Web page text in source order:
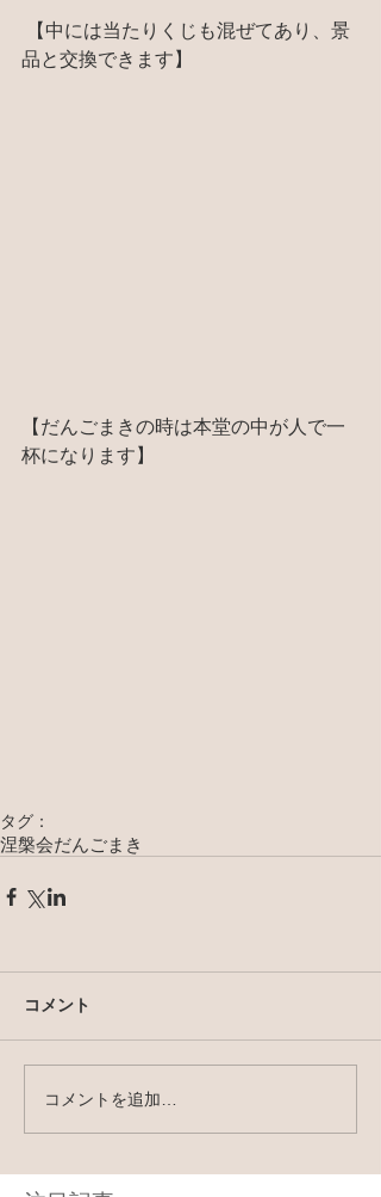
品と交換できます】
【だんごまきの時は本堂の中が人で一
杯になります】
タグ：
涅槃会だんごまき
コメント
コメントを追加…